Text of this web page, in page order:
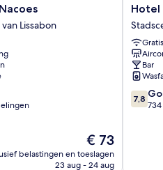
Lissabon
De
prijs
is
€ 73
belastingen en toeslagen
23 aug - 24 aug
Hotel
LX
Rossio
van
Lissabon
Hotel
Bar
7.8
van
7,8